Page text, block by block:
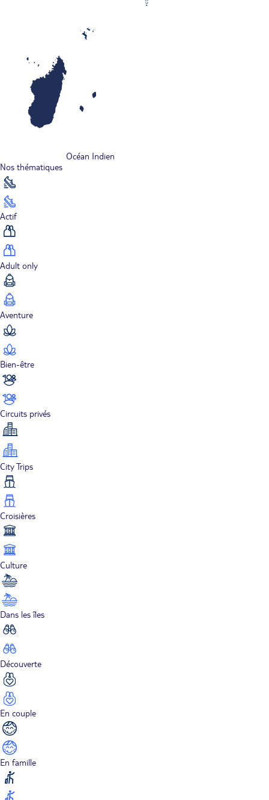
Océan Indien
Nos thématiques
Actif
Adult only
Aventure
Bien-être
Circuits privés
City Trips
Croisières
Culture
Dans les îles
Découverte
En couple
En famille